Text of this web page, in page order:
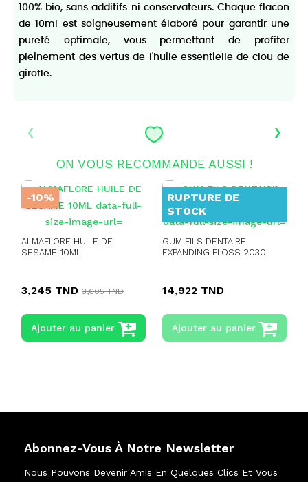
100% bio, sans additifs ni conservateurs. Chaque flacon
de 10ml est soigneusement élaboré pour garantir une
pureté optimale, vous permettant de profiter
pleinement des vertus de l'huile essentielle de clou de
girofle.
ON VOUS RECOMMANDE AUSSI !
-10%
ALMAFLORE HUILE DE
SESAME 10ML
3,245 TND 3,605 TND
Ajouter au panier
RUPTURE DE
STOCK
GUM FILS DENTAIRE
EXPANDING FLOSS 2030
14,922 TND
Ajouter au panier
‹ ›
Abonnez-Vous À Notre Newsletter
Nous Pouvons Devenir Amis En Quelques Clics Et Vous